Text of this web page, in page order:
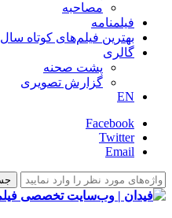
مصاحبه
فیلمنامه
بهترین فیلم‌های کوتاه سال
گالری
پشت صحنه
گزارش تصویری
EN
Facebook
Twitter
Email